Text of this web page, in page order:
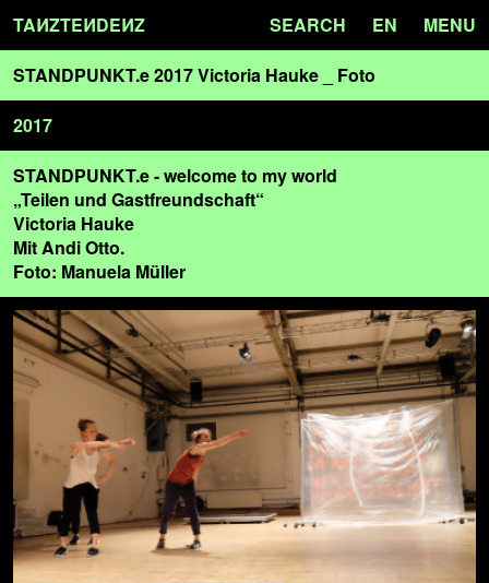
TANZTENDENZ SEARCH EN
MENU
STANDPUNKT.e 2017 Victoria Hauke _ Foto
2017
STANDPUNKT.e - welcome to my world
„Teilen und Gastfreundschaft“
Victoria Hauke
Mit Andi Otto.
Foto: Manuela Müller